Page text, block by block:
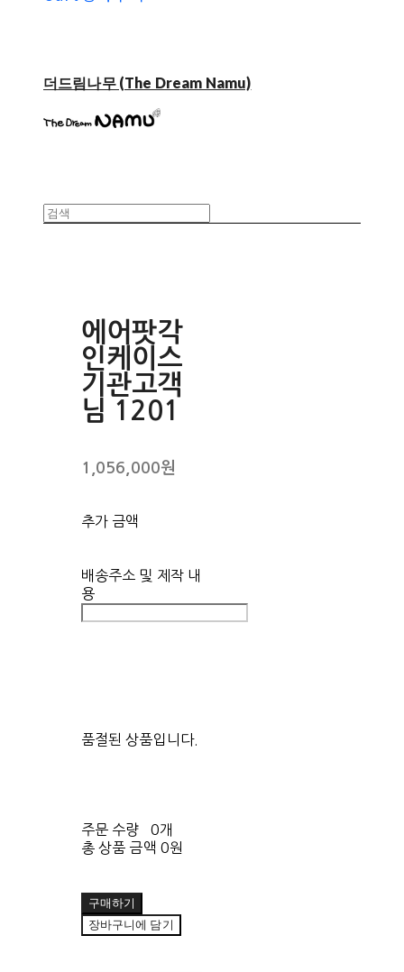
더드림나무 (The Dream Namu)
에어팟각
인케이스
기관고객
님 1201
1,056,000원
추가 금액
배송주소 및 제작 내
용
품절된 상품입니다.
주문 수량
0개
총 상품 금액 0원
구매하기
장바구니에 담기